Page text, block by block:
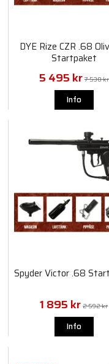
DYE Rize CZR .68
Startpaket
5 495 kr 7 530 kr
Info
Spyder Victor .68
1 895 kr 2 592 kr
Info